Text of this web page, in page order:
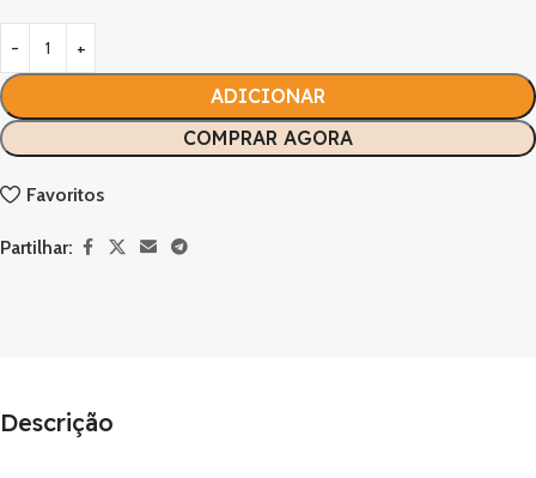
ADICIONAR
COMPRAR AGORA
Favoritos
Partilhar:
Descrição